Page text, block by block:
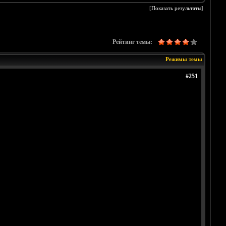
[Показать результаты]
Рейтинг темы:
Режимы темы
#251